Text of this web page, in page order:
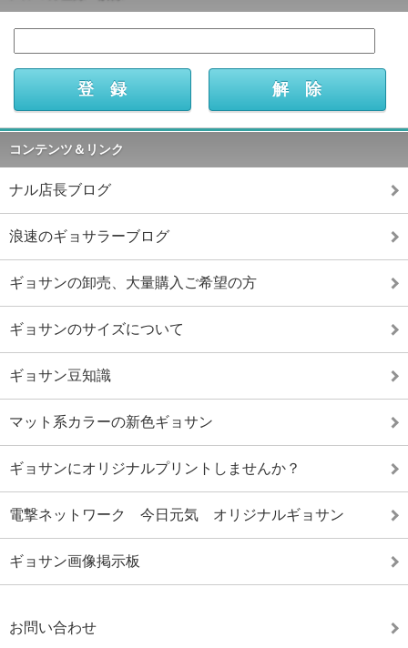
コンテンツ＆リンク
ナル店長ブログ
浪速のギョサラーブログ
ギョサンの卸売、大量購入ご希望の方
ギョサンのサイズについて
ギョサン豆知識
マット系カラーの新色ギョサン
ギョサンにオリジナルプリントしませんか？
電撃ネットワーク 今日元気 オリジナルギョサン
ギョサン画像掲示板
お問い合わせ